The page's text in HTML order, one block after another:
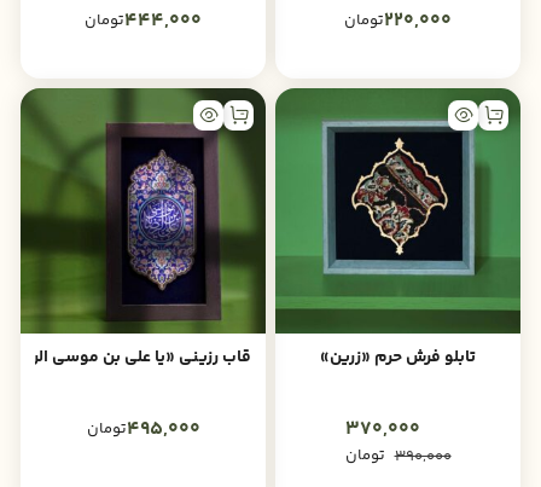
220,000تومان 444,000تومان
تابلو فرش حرم «زرین»
370,000
390,000 تومان
قاب رزینی «یا علی بن موسی الرضا»
495,000تومان